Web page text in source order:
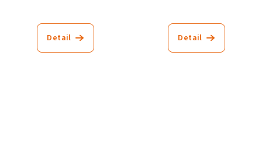
Detail Detail